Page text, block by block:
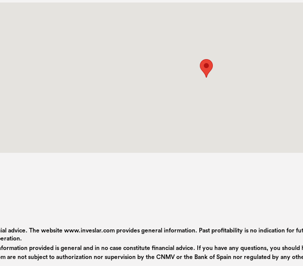
advice. The website www.inveslar.com provides general information. Past profitability is no indication for
provided is general and in no case constitute financial advice. If you have any questions, you
are not subject to authorization nor supervision by the CNMV or the Bank of Spain nor regulated by any